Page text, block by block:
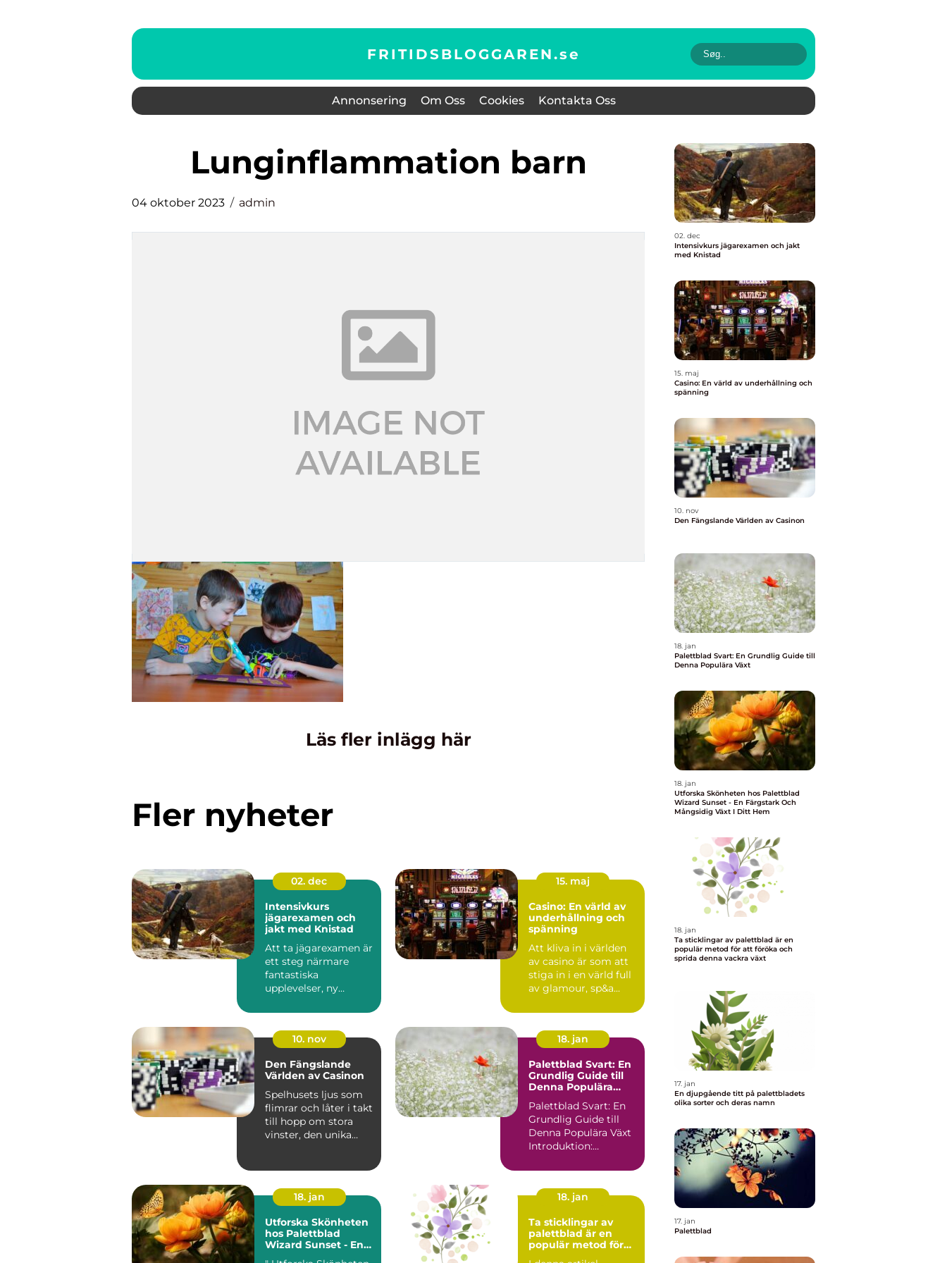
FRITIDSBLOGGAREN.se
Annonsering Om Oss Cookies Kontakta Oss
lunginflammation barn
04 oktober 2023 admin
Läs fler inlägg här
Fler nyheter
02. dec
Intensivkurs
jägarexamen och
jakt med Knistad
Att ta jägarexamen är
ett steg närmare
fantastiska
upplevelser, ny
15. maj
Casino: En värld av
underhållning och
spänning
Att kliva in i världen
av casino är som att
stiga in i en värld full
av glamour, sp&a...
10. nov
Den Fängslande
Världen av Casinon
Spelhusets ljus som
flimrar och låter i takt
till hopp om stora
vinster, den unika
18. jan
Palettblad Svart: En
Grundlig Guide till
Denna Populära
Palettblad Svart: En
Grundlig Guide till
Denna Populära Växt
Introduktion:
p...
18. jan
Utforska Skönheten
hos Palettblad
Wizard Sunset - En
18. jan
Ta sticklingar av
palettblad är en
populär metod för
02. dec
Intensivkurs jägarexamen och jakt
med Knistad
15. maj
Casino: En värld av underhållning och
spänning
10. nov
Den Fängslande Världen av Casinon
18. jan
Palettblad Svart: En Grundlig Guide till
Denna Populära Växt
18. jan
Utforska Skönheten hos Palettblad
Wizard Sunset - En Färgstark Och
Mångsidig Växt I Ditt Hem
18. jan
Ta sticklingar av palettblad är en
populär metod för att föröka och
sprida denna vackra växt
17. jan
En djupgående titt på palettbladets
olika sorter och deras namn
17. jan
Palettblad